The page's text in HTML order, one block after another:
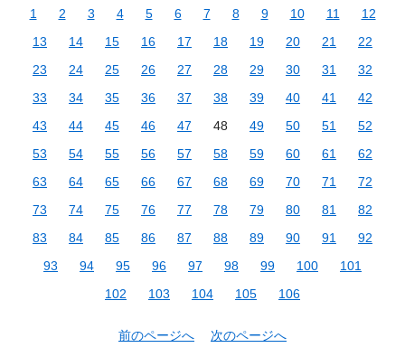
1 2 3 4 5 6 7 8 9 10 11
12
13
14 15 16 17 18 19 20 21
22
23
24 25 26 27 28 29 30 31
32
33
34 35 36 37 38 39 40 41
42
43
44 45 46 47 48 49 50 51
52
53
54 55 56 57 58 59 60 61
62
63
64 65 66 67 68 69 70 71
72
73
74 75 76 77 78 79 80 81
82
83
84 85 86 87 88 89 90 91
92
93
94 95 96 97 98 99 100
101
102
103 104 105 106
前のページへ 次のページへ